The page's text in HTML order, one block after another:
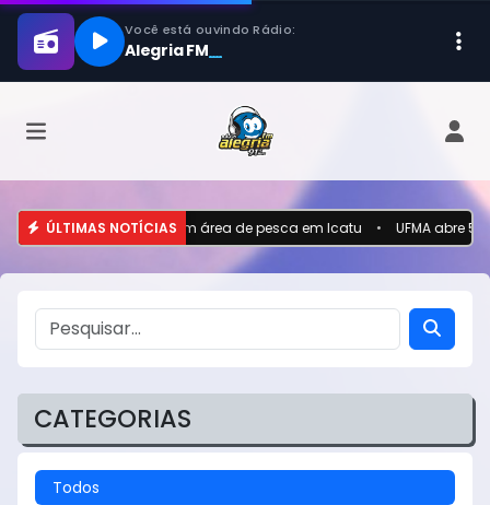
ÚLTIMAS NOTÍCIAS
encontrados mortos em área de pesca em Icatu • UFMA abre 549
CATEGORIAS
Todos